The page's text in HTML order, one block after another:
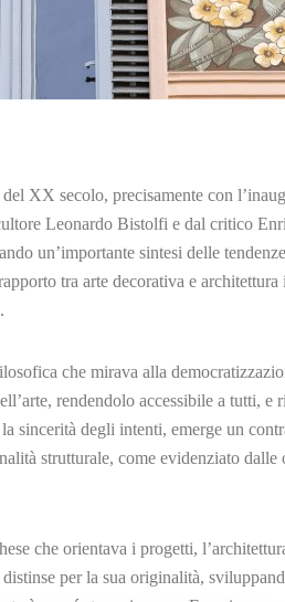
XX secolo, precisamente con
Leonardo Bistolfi e dal critico
un’importante sintesi delle
tra arte decorativa e architettura
che mirava alla
rendendolo accessibile a tutti,
sincerità degli intenti, emerge un
strutturale, come evidenziato
che orientava i progetti,
per la sua originalità,